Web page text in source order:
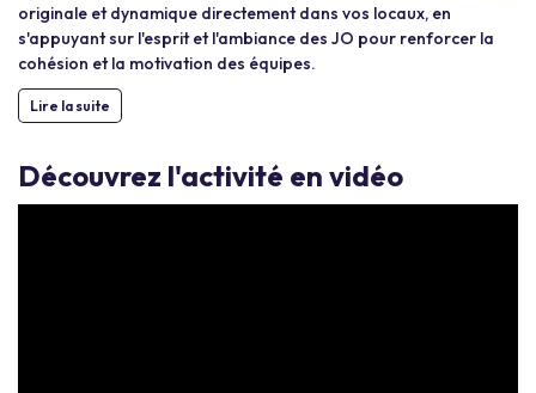
originale et dynamique directement dans vos locaux, en
s'appuyant sur l'esprit et l'ambiance des JO pour renforcer la
cohésion et la motivation des équipes.
Lire la suite
Découvrez l'activité en vidéo